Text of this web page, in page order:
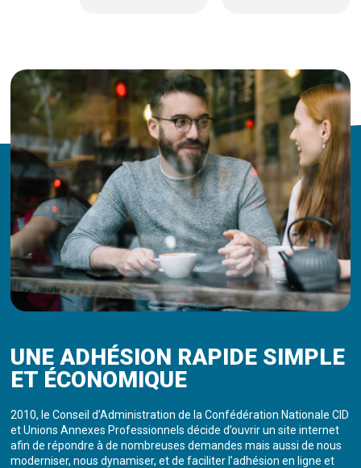
UNE ADHÉSION RAPIDE SIMPLE
ET ÉCONOMIQUE
2010, le Conseil d’Administration de la Confédération Nationale CID
et Unions Annexes Professionnels décide d’ouvrir un site internet
afin de répondre à de nombreuses demandes mais aussi de nous
moderniser, nous dynamiser, et de faciliter l’adhésion en ligne et